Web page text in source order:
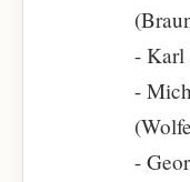
- Karl
-
-